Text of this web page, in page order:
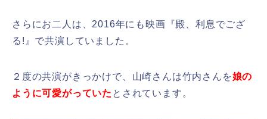
さらにお二人は、2016年にも映画『殿、利息でござ
る!』で共演していました。
２度の共演がきっかけで、山崎さんは竹内さんを娘の
ように可愛がっていた とされています。